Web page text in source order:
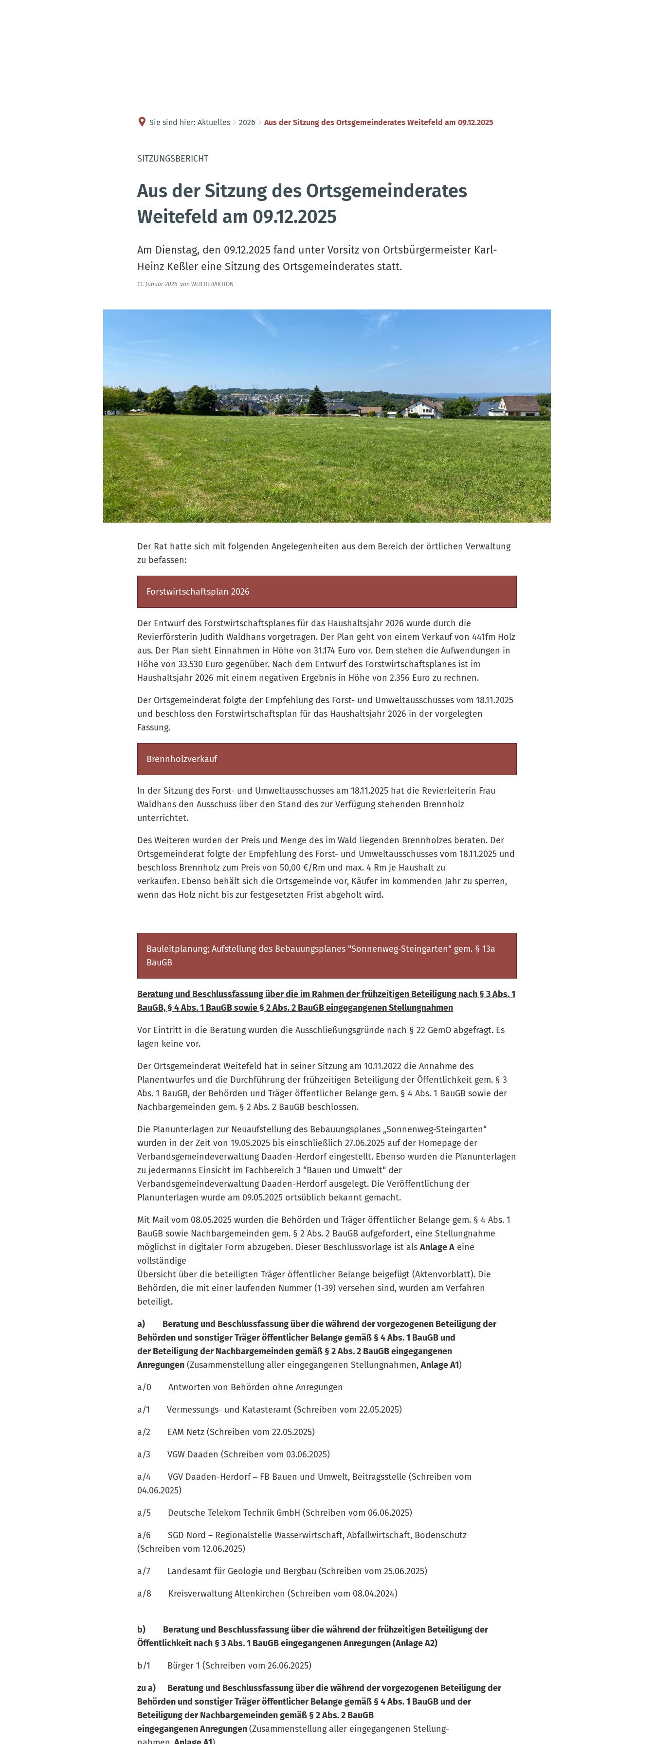
Sie sind hier: Aktuelles 2026 Aus der Sitzung des Ortsgemeinderates Weitefeld am 09.12.2025
SITZUNGSBERICHT
Aus der Sitzung des Ortsgemeinderates
Weitefeld am 09.12.2025
Am Dienstag, den 09.12.2025 fand unter Vorsitz von Ortsbürgermeister Karl-
Heinz Keßler eine Sitzung des Ortsgemeinderates statt.
13. Januar 2026 von WEB REDAKTION
Der Rat hatte sich mit folgenden Angelegenheiten aus dem Bereich der örtlichen Verwaltung
zu befassen:
Forstwirtschaftsplan 2026
Der Entwurf des Forstwirtschaftsplanes für das Haushaltsjahr 2026 wurde durch die
Revierförsterin Judith Waldhans vorgetragen. Der Plan geht von einem Verkauf von 441fm Holz
aus. Der Plan sieht Einnahmen in Höhe von 31.174 Euro vor. Dem stehen die Aufwendungen in
Höhe von 33.530 Euro gegenüber. Nach dem Entwurf des Forstwirtschaftsplanes ist im
Haushaltsjahr 2026 mit einem negativen Ergebnis in Höhe von 2.356 Euro zu rechnen.
Der Ortsgemeinderat folgte der Empfehlung des Forst- und Umweltausschusses vom 18.11.2025
und beschloss den Forstwirtschaftsplan für das Haushaltsjahr 2026 in der vorgelegten
Fassung.
Brennholzverkauf
In der Sitzung des Forst- und Umweltausschusses am 18.11.2025 hat die Revierleiterin Frau
Waldhans den Ausschuss über den Stand des zur Verfügung stehenden Brennholz
unterrichtet.
Des Weiteren wurden der Preis und Menge des im Wald liegenden Brennholzes beraten. Der
Ortsgemeinderat folgte der Empfehlung des Forst- und Umweltausschusses vom 18.11.2025 und
beschloss Brennholz zum Preis von 50,00 €/Rm und max. 4 Rm je Haushalt zu
verkaufen. Ebenso behält sich die Ortsgemeinde vor, Käufer im kommenden Jahr zu sperren,
wenn das Holz nicht bis zur festgesetzten Frist abgeholt wird.
Bauleitplanung; Aufstellung des Bebauungsplanes "Sonnenweg-Steingarten" gem. § 13a
BauGB
Beratung und Beschlussfassung über die im Rahmen der frühzeitigen Beteiligung nach § 3 Abs. 1
BauGB, § 4 Abs. 1 BauGB sowie § 2 Abs. 2 BauGB eingegangenen Stellungnahmen
Vor Eintritt in die Beratung wurden die Ausschließungsgründe nach § 22 GemO abgefragt. Es
lagen keine vor.
Der Ortsgemeinderat Weitefeld hat in seiner Sitzung am 10.11.2022 die Annahme des
Planentwurfes und die Durchführung der frühzeitigen Beteiligung der Öffentlichkeit gem. § 3
Abs. 1 BauGB, der Behörden und Träger öffentlicher Belange gem. § 4 Abs. 1 BauGB sowie der
Nachbargemeinden gem. § 2 Abs. 2 BauGB beschlossen.
Die Planunterlagen zur Neuaufstellung des Bebauungsplanes „Sonnenweg-Steingarten“
wurden in der Zeit von 19.05.2025 bis einschließlich 27.06.2025 auf der Homepage der
Verbandsgemeindeverwaltung Daaden-Herdorf eingestellt. Ebenso wurden die Planunterlagen
zu jedermanns Einsicht im Fachbereich 3 “Bauen und Umwelt“ der
Verbandsgemeindeverwaltung Daaden-Herdorf ausgelegt. Die Veröffentlichung der
Planunterlagen wurde am 09.05.2025 ortsüblich bekannt gemacht.
Mit Mail vom 08.05.2025 wurden die Behörden und Träger öffentlicher Belange gem. § 4 Abs. 1
BauGB sowie Nachbargemeinden gem. § 2 Abs. 2 BauGB aufgefordert, eine Stellungnahme
möglichst in digitaler Form abzugeben. Dieser Beschlussvorlage ist als Anlage A eine
vollständige
Übersicht über die beteiligten Träger öffentlicher Belange beigefügt (Aktenvorblatt). Die
Behörden, die mit einer laufenden Nummer (1-39) versehen sind, wurden am Verfahren
beteiligt.
a) Beratung und Beschlussfassung über die während der vorgezogenen Beteiligung der
Behörden und sonstiger Träger öffentlicher Belange gemäß § 4 Abs. 1 BauGB und
der Beteiligung der Nachbargemeinden gemäß § 2 Abs. 2 BauGB eingegangenen
Anregungen (Zusammenstellung aller eingegangenen Stellungnahmen, Anlage A1)
a/0 Antworten von Behörden ohne Anregungen
a/1 Vermessungs- und Katasteramt (Schreiben vom 22.05.2025)
a/2 EAM Netz (Schreiben vom 22.05.2025)
a/3 VGW Daaden (Schreiben vom 03.06.2025)
a/4 VGV Daaden-Herdorf ‒ FB Bauen und Umwelt, Beitragsstelle (Schreiben vom
04.06.2025)
a/5 Deutsche Telekom Technik GmbH (Schreiben vom 06.06.2025)
a/6 SGD Nord – Regionalstelle Wasserwirtschaft, Abfallwirtschaft, Bodenschutz
(Schreiben vom 12.06.2025)
a/7 Landesamt für Geologie und Bergbau (Schreiben vom 25.06.2025)
a/8 Kreisverwaltung Altenkirchen (Schreiben vom 08.04.2024)
b) Beratung und Beschlussfassung über die während der frühzeitigen Beteiligung der
Öffentlichkeit nach § 3 Abs. 1 BauGB eingegangenen Anregungen (Anlage A2)
b/1 Bürger 1 (Schreiben vom 26.06.2025)
zu a) Beratung und Beschlussfassung über die während der vorgezogenen Beteiligung der
Behörden und sonstiger Träger öffentlicher Belange gemäß § 4 Abs. 1 BauGB und der
Beteiligung der Nachbargemeinden gemäß § 2 Abs. 2 BauGB
eingegangenen Anregungen(Zusammenstellung aller eingegangenen Stellung-